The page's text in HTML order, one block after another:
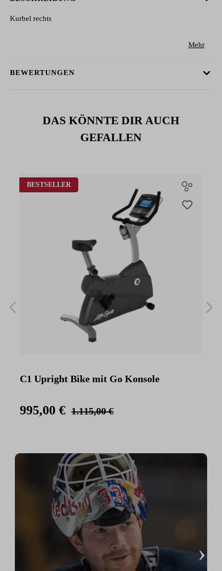
Kurbel rechts
Mehr
BEWERTUNGEN
DAS KÖNNTE DIR AUCH
GEFALLEN
Produktgalerie überspringen
BESTSELLER
C1 Upright Bike mit Go Konsole
995,00 € 1.115,00 €
›